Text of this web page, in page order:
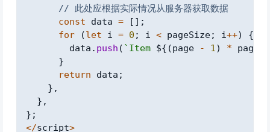
// 此处应根据实际情况从服务器获取数据
const data = [ ] ;
for
(let i = 0 ; i < pageSize; i++)
{
        data
. push ( ` Item ${ (page - 1 ) *
}
return data ;
} ,
} ,
} ;
</script>